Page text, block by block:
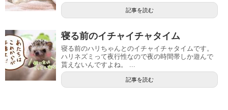
記事を読む
寝る前のイチャイチャタイム
寝る前のハリちゃんとのイチャイチャタイムです。
ハリネズミって夜行性なので夜の時間帯しか遊んで
貰えないんですよね。 ...
記事を読む